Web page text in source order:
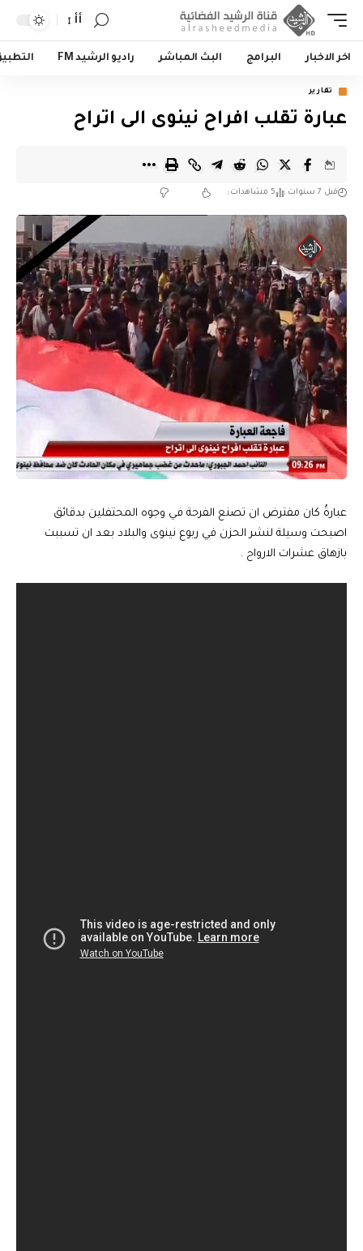
أأ
اخر الاخبار البرامج البث المباشر راديو الرشيد FM
تقارير
عبارة تقلب افراح نينوى الى اتراح
قبل 7 سنوات 5 مشاهدات
عبارةُ كان مفترض ان تصنع الفرحة في وجوه المحتفلين بدقائق
اصبحت وسيلة لنشر الحزن في ربوع نينوى والبلاد بعد ان تسببت
بازهاق عشرات الارواح .